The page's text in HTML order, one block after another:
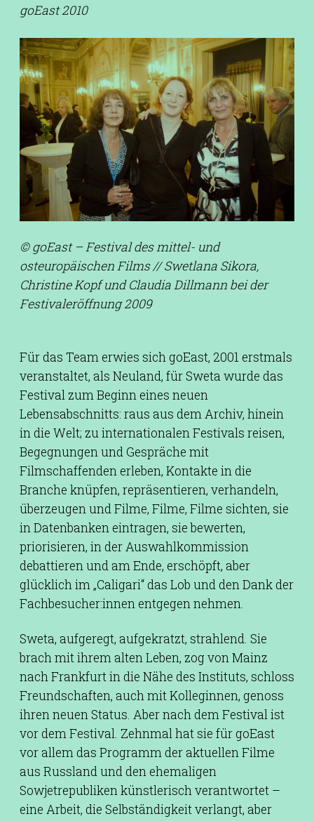
goEast 2010
© goEast – Festival des mittel- und
osteuropäischen Films // Swetlana Sikora,
Christine Kopf und Claudia Dillmann bei der
Festivaleröffnung 2009
Für das Team erwies sich goEast, 2001 erstmals
veranstaltet, als Neuland, für Sweta wurde das
Festival zum Beginn eines neuen
Lebensabschnitts: raus aus dem Archiv, hinein
in die Welt; zu internationalen Festivals reisen,
Begegnungen und Gespräche mit
Filmschaffenden erleben, Kontakte in die
Branche knüpfen, repräsentieren, verhandeln,
überzeugen und Filme, Filme, Filme sichten, sie
in Datenbanken eintragen, sie bewerten,
priorisieren, in der Auswahlkommission
debattieren und am Ende, erschöpft, aber
glücklich im „Caligari“ das Lob und den Dank der
Fachbesucher:innen entgegen nehmen.
Sweta, aufgeregt, aufgekratzt, strahlend. Sie
brach mit ihrem alten Leben, zog von Mainz
nach Frankfurt in die Nähe des Instituts, schloss
Freundschaften, auch mit Kolleginnen, genoss
ihren neuen Status. Aber nach dem Festival ist
vor dem Festival. Zehnmal hat sie für goEast
vor allem das Programm der aktuellen Filme
aus Russland und den ehemaligen
Sowjetrepubliken künstlerisch verantwortet –
eine Arbeit, die Selbständigkeit verlangt, aber